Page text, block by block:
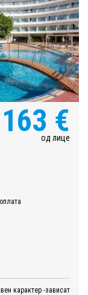
€
од лице
карактер -зависат